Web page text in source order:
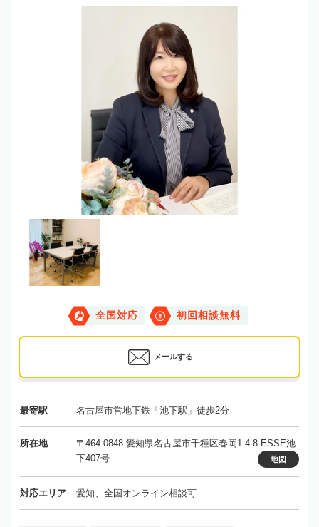
全国対応 初回相談無料
メールする
最寄駅 名古屋市営地下鉄「池下駅」徒歩2分
所在地
〒464-0848 愛知県名古屋市千種区春岡1-4-8 ESSE池
下407号
地図
対応エリア 愛知、全国オンライン相談可